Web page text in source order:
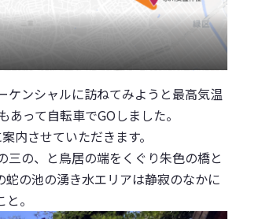
ケンシャルに訪ねてみようと最高気温
って自転車でGOしました。
内させていただきます。
の、と鳥居の端をくぐり朱色の橋と
の池の湧き水エリアは静寂のなかに
。